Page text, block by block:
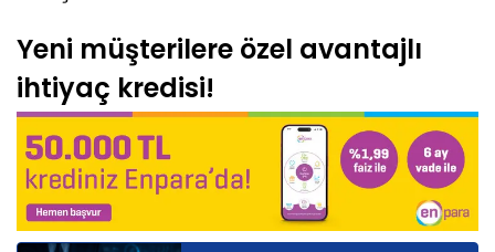
Yeni müşterilere özel avantajlı
ihtiyaç kredisi!